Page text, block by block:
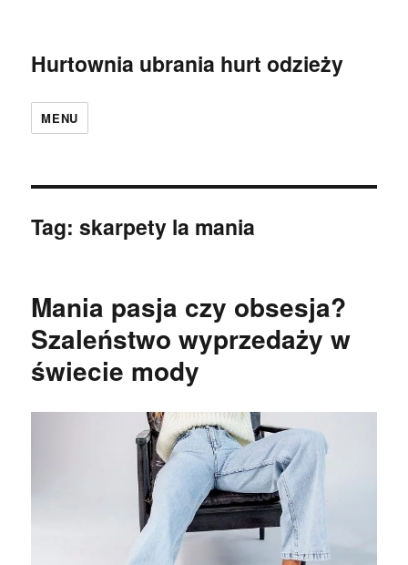
Hurtownia ubrania hurt odzieży
MENU
Tag:skarpety la mania
Mania pasja czy obsesja?
Szaleństwo wyprzedaży w
świecie mody